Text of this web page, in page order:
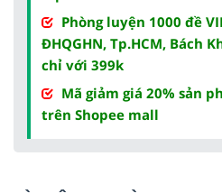
Phòng luyện 1000 đề
ĐHQGHN, Tp.HCM, Bách
chỉ với 399k
Mã giảm giá 20% sản
trên Shopee mall